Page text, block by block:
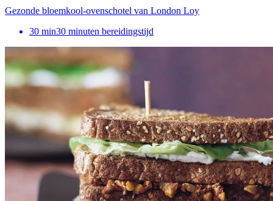
Gezonde bloemkool-ovenschotel van London Loy
30 min30 minuten bereidingstijd